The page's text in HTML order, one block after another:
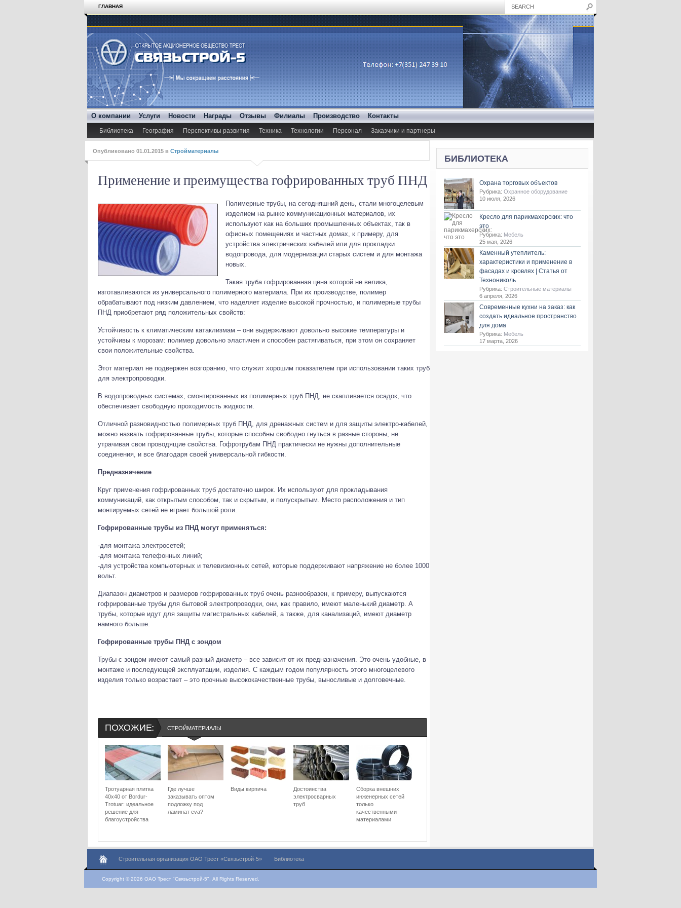
ГЛАВНАЯ
О компании Услуги Новости Награды Отзывы Филиалы Производство Контакты
Библиотека География Перспективы развития Техника Технологии Персонал Заказчики и партнеры
Опубликовано 01.01.2015 в Стройматериалы
Применение и преимущества гофрированных труб ПНД
Полимерные трубы, на сегодняшний день, стали многоцелевым
изделием на рынке коммуникационных материалов, их
используют как на больших промышленных объектах, так в
офисных помещениях и частных домах, к примеру, для
устройства электрических кабелей или для прокладки
водопровода, для модернизации старых систем и для монтажа
новых.
Такая труба гофрированная цена которой не велика,
изготавливаются из универсального полимерного материала. При их производстве, полимер
обрабатывают под низким давлением, что наделяет изделие высокой прочностью, и полимерные трубы
ПНД приобретают ряд положительных свойств:
Устойчивость к климатическим катаклизмам – они выдерживают довольно высокие температуры и
устойчивы к морозам: полимер довольно эластичен и способен растягиваться, при этом он сохраняет
свои положительные свойства.
Этот материал не подвержен возгоранию, что служит хорошим показателем при использовании таких труб
для электропроводки.
В водопроводных системах, смонтированных из полимерных труб ПНД, не скапливается осадок, что
обеспечивает свободную проходимость жидкости.
Отличной разновидностью полимерных труб ПНД, для дренажных систем и для защиты электро-кабелей,
можно назвать гофрированные трубы, которые способны свободно гнуться в разные стороны, не
утрачивая свои проводящие свойства. Гофротрубам ПНД практически не нужны дополнительные
соединения, и все благодаря своей универсальной гибкости.
Предназначение
Круг применения гофрированных труб достаточно широк. Их используют для прокладывания
коммуникаций, как открытым способом, так и скрытым, и полускрытым. Место расположения и тип
монтируемых сетей не играет большой роли.
Гофрированные трубы из ПНД могут применяться:
-для монтажа электросетей;
-для монтажа телефонных линий;
-для устройства компьютерных и телевизионных сетей, которые поддерживают напряжение не более 1000
вольт.
Диапазон диаметров и размеров гофрированных труб очень разнообразен, к примеру, выпускаются
гофрированные трубы для бытовой электропроводки, они, как правило, имеют маленький диаметр. А
трубы, которые идут для защиты магистральных кабелей, а также, для канализаций, имеют диаметр
намного больше.
Гофрированные трубы ПНД с зондом
Трубы с зондом имеют самый разный диаметр – все зависит от их предназначения. Это очень удобные, в
монтаже и последующей эксплуатации, изделия. С каждым годом популярность этого многоцелевого
изделия только возрастает – это прочные высококачественные трубы, выносливые и долговечные.
ПОХОЖИЕ: СТРОЙМАТЕРИАЛЫ
Тротуарная плитка
40х40 от Bordur-
Trotuar: идеальное
решение для
благоустройства
Где лучше
заказывать оптом
подложку под
ламинат eva?
Виды кирпича
Достоинства
электросварных
труб
Сборка внешних
инженерных сетей
только
качественными
материалами
БИБЛИОТЕКА
Охрана торговых объектов
Рубрика: Охранное оборудование
10 июля, 2026
Кресло для парикмахерских: что
это
Рубрика: Мебель
25 мая, 2026
Каменный утеплитель:
характеристики и применение в
фасадах и кровлях | Статья от
Технониколь
Рубрика: Строительные материалы
6 апреля, 2026
Современные кухни на заказ: как
создать идеальное пространство
для дома
Рубрика: Мебель
17 марта, 2026
Строительная организация ОАО Трест «Связьстрой-5» Библиотека
Copyright © 2026 ОАО Трест "Связьстрой-5", All Rights Reserved.